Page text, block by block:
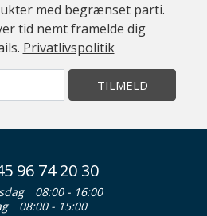
med begrænset parti.
tid nemt framelde dig
Privatlivspolitik
TILMELD
96 74 20 30
08:00 - 16:00
08:00 - 15:00